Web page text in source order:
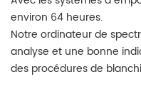
environ 64 heures.
Notre ordinateur de
analyse et une bonne
des procédures de